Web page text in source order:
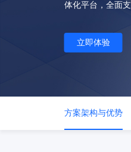
体化平台，全面
立即体验
方案架构与优势